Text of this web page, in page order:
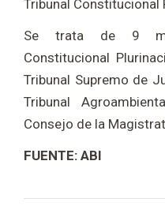
Tribunal Constitucional
Se trata de 9
Constitucional
Tribunal Supremo de
Tribunal
Consejo de la
FUENTE: ABI